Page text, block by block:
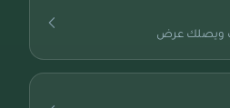
ويصلك عرض